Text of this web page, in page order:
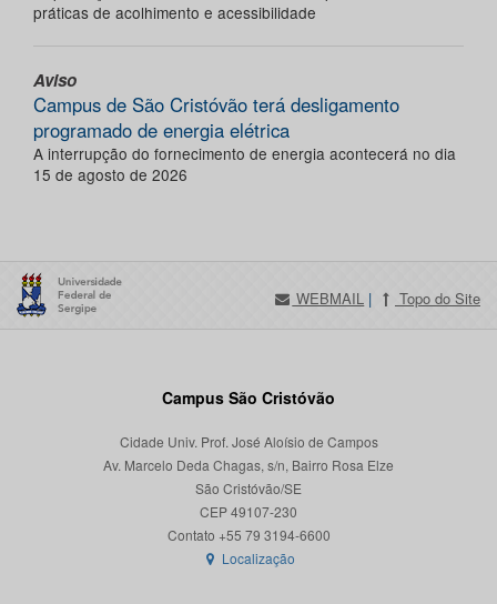
práticas de acolhimento e acessibilidade
Aviso
Campus de São Cristóvão terá desligamento
programado de energia elétrica
A interrupção do fornecimento de energia acontecerá no dia
15 de agosto de 2026
WEBMAIL | Topo do Site
Campus São Cristóvão
Cidade Univ. Prof. José Aloísio de Campos
Av. Marcelo Deda Chagas, s/n, Bairro Rosa Elze
São Cristóvão/SE
CEP 49107-230
Localização